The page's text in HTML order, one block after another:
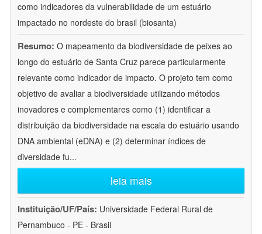
como indicadores da vulnerabilidade de um estuário
impactado no nordeste do brasil (biosanta)
Resumo: O mapeamento da biodiversidade de peixes ao
longo do estuário de Santa Cruz parece particularmente
relevante como indicador de impacto. O projeto tem como
objetivo de avaliar a biodiversidade utilizando métodos
inovadores e complementares como (1) identificar a
distribuição da biodiversidade na escala do estuário usando
DNA ambiental (eDNA) e (2) determinar índices de
diversidade fu...
leia mais
Instituição/UF/País: Universidade Federal Rural de
Pernambuco - PE - Brasil